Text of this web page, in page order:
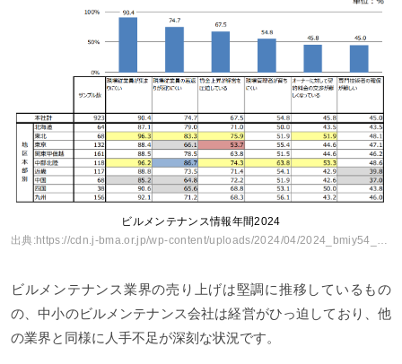
ビルメンテナンス情報年間2024
出典:https://cdn.j-bma.or.jp/wp-content/uploads/2024/04/2024_bmiy54_report.pdf
ビルメンテナンス業界の売り上げは堅調に推移しているもの
の、中小のビルメンテナンス会社は経営がひっ迫しており、他
の業界と同様に人手不足が深刻な状況です。